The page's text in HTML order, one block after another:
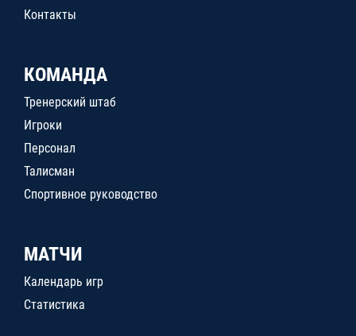
Контакты
КОМАНДА
Тренерский штаб
Игроки
Персонал
Талисман
Спортивное руководство
МАТЧИ
Календарь игр
Статистика